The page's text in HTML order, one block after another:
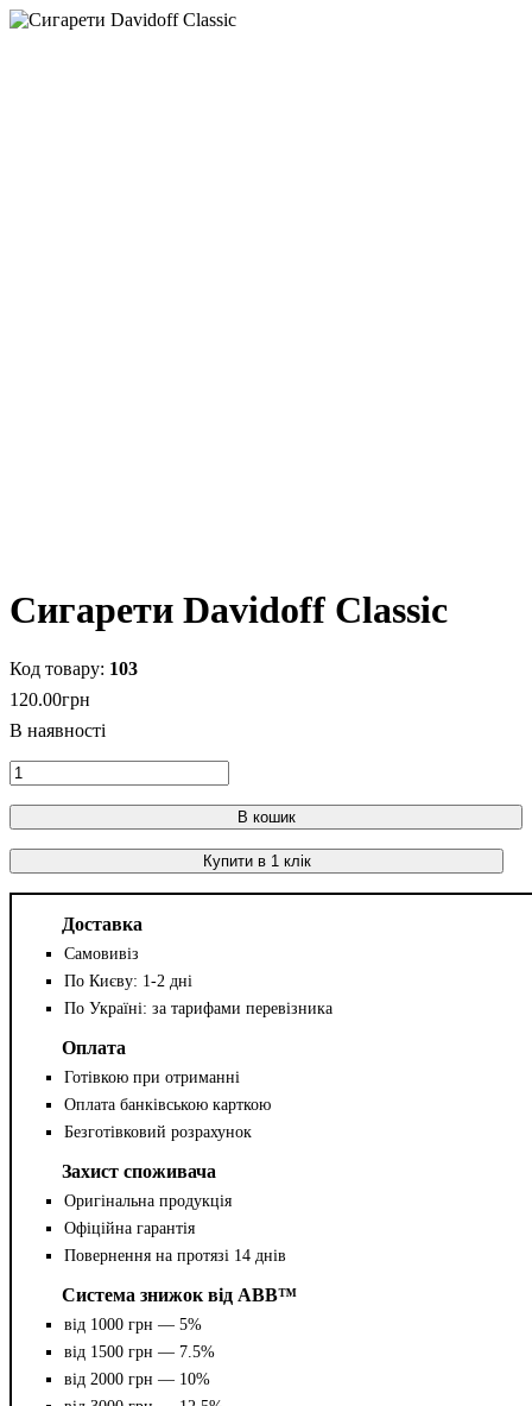
Сигарети Davidoff Classic
103
120.00грн
В кошик
Купити в 1 клік
Доставка
Самовивіз
По Києву: 1-2 дні
По Україні: за тарифами перевізника
Оплата
Готівкою при отриманні
Оплата банківською карткою
Безготівковий розрахунок
Захист споживача
Оригінальна продукція
Офіційна гарантія
Повернення на протязі 14 днів
Система знижок від ABB™
від 1000 грн — 5%
від 1500 грн — 7.5%
від 2000 грн — 10%